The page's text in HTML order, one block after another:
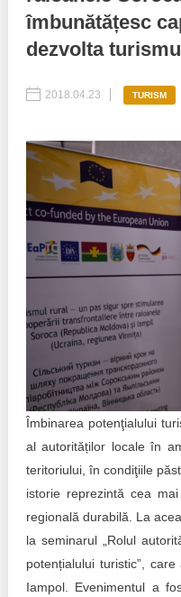
Rapoarte
Manual de proceduri
Note & poziții​
Organigrama IDIS
Consiliul consulativ
Politici regionale
Transparența guvernării
People Watch
Proces democratic
Agenda Națională de
Puterea hibridă
15 minute de realism
Trend Hunter
Buletin EU-STRAT
Aplică la BUNELE
Cele mai bune și cele
Moldova
îmbunătățesc
dezvolta
2018.04.23 TURISM
Îmbinarea potenţialului
al autorităților locale în
teritoriului, în condiţiile
istorie reprezintă cea
regională durabilă. La
la seminarul „Rolul
potențialului turistic”,
Iampol. Evenimentul a